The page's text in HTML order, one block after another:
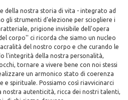
della nostra storia di vita - integrato ad
gli strumenti d'elezione per sciogliere i
prigione invisibile dell'opera
corpo'' ci ricorda che siamo un nucleo
del nostro corpo e che curando le
l'integrità della nostra personalità,
tornare a vivere bene con noi stessi
un armonico stato di coerenza
spirituale. Possiamo così riavvicinarci
nostra autenticità, ricca dei nostri talenti,